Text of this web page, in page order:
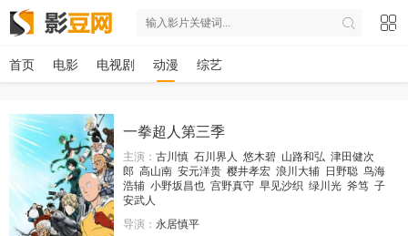
首页 电影 电视剧 动漫 综艺
一拳超人第三季
主演： 古川慎 石川界人 悠木碧 山路和弘 津田健次
郎 高山南 安元洋贵 樱井孝宏 浪川大辅 日野聪 鸟海
浩辅 小野坂昌也 宫野真守 早见沙织 绿川光 斧笃 子
安武人
导演： 永居慎平